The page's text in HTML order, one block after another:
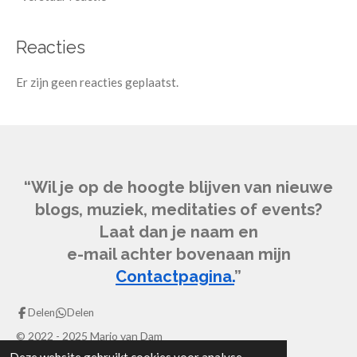
Reacties
Er zijn geen reacties geplaatst.
“Wil je op de hoogte blijven van nieuwe
blogs, muziek, meditaties of events?
Laat dan je naam en
e-mail achter bovenaan mijn
Contactpagina.”
Delen Delen
© 2022 - 2025 Mario van Dam